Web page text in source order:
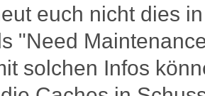
euch nicht dies
"Need
solchen Infos